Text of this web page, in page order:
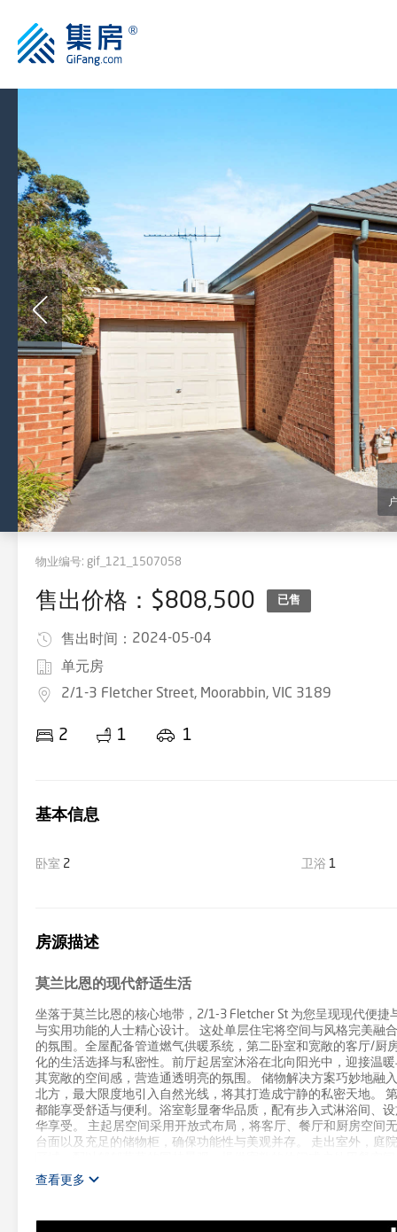
物业编号: gif_121_1507058
售出价格：$808,500 已售
售出时间： 2024-05-04
单元房
2/1-3 Fletcher Street, Moorabbin, VIC 3189
2 1 1
基本信息
卧室 2 卫浴 1
房源描述
莫兰比恩的现代舒适生活
坐落于莫兰比恩的核心地带，2/1-3 Fletcher St 为您呈现现代便
与实用功能的人士精心设计。 这处单层住宅将空间与风格完美融
的氛围。全屋配备管道燃气供暖系统，第二卧室和宽敞的客厅/
化的生活选择与私密性。前厅起居室沐浴在北向阳光中，迎接温
其宽敞的空间感，营造通透明亮的氛围。 储物解决方案巧妙地融
北方，最大限度地引入自然光线，将其打造成宁静的私密天地。
都能享受舒适与便利。浴室彰显奢华品质，配有步入式淋浴间、
华享受。 主起居空间采用开放式布局，将客厅、餐厅和厨房空间
台面以及充足的储物柜，确保功能性与美观并存。 走出室外，
查看更多